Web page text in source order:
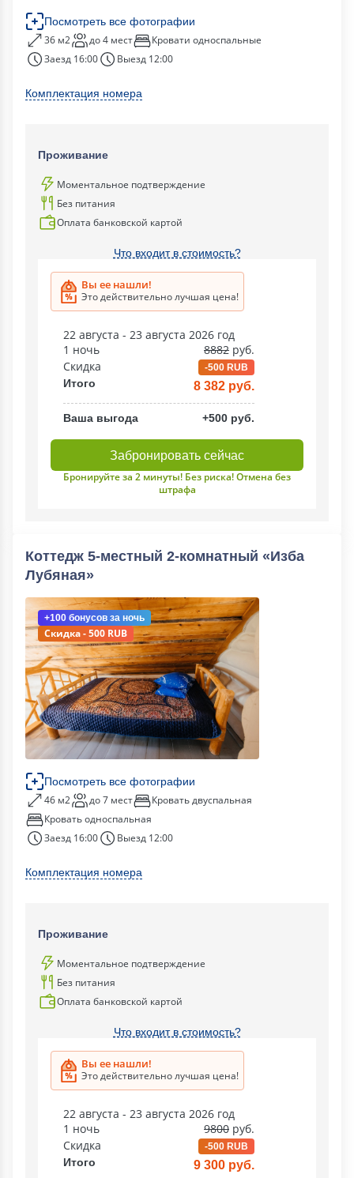
Посмотреть все фотографии
36 м2 до 4 мест
Кровати односпальные
Заезд 16:00
Выезд 12:00
Комплектация номера
Проживание
Моментальное подтверждение
Без питания
Оплата банковской картой
Что входит в стоимость?
Вы ее нашли!
Это действительно лучшая цена!
22 августа - 23 августа 2026 год
1 ночь
8882 руб.
Скидка
-500 RUB
Итого 8 382 руб.
Ваша выгода +500 руб.
Забронировать сейчас
Бронируйте за 2 минуты! Без риска! Отмена без
штрафа
Коттедж 5-местный 2-комнатный «Изба
Лубяная»
+100 бонусов за ночь
Скидка - 500 RUB
Посмотреть все фотографии
46 м2 до 7 мест
Кровать двуспальная
Кровать односпальная
Заезд 16:00
Выезд 12:00
Комплектация номера
Проживание
Моментальное подтверждение
Без питания
Оплата банковской картой
Что входит в стоимость?
Вы ее нашли!
Это действительно лучшая цена!
22 августа - 23 августа 2026 год
1 ночь
9800 руб.
Скидка
-500 RUB
Итого 9 300 руб.